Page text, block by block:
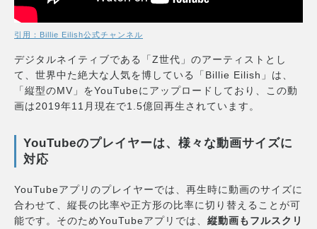
引用：Billie Eilish公式チャンネル
デジタルネイティブである「Z世代」のアーティストとし
て、世界中た絶大な人気を博している「Billie Eilish」は、
「縦型のMV」をYouTubeにアップロードしており、この動
画は2019年11月現在で1.5億回再生されています。
YouTubeのプレイヤーは、様々な動画サイズに
対応
YouTubeアプリのプレイヤーでは、再生時に動画のサイズに
合わせて、縦長の比率や正方形の比率に切り替えることが可
能です。そのためYouTubeアプリでは、 縦動画もフルスクリ